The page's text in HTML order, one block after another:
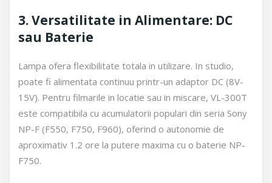
3. Versatilitate in Alimentare: DC
sau Baterie
Lampa ofera flexibilitate totala in utilizare. In studio,
poate fi alimentata continuu printr-un adaptor DC (8V-
15V). Pentru filmarile in locatie sau in miscare, VL-300T
este compatibila cu acumulatorii populari din seria Sony
NP-F (F550, F750, F960), oferind o autonomie de
aproximativ 1.2 ore la putere maxima cu o baterie NP-
F750.